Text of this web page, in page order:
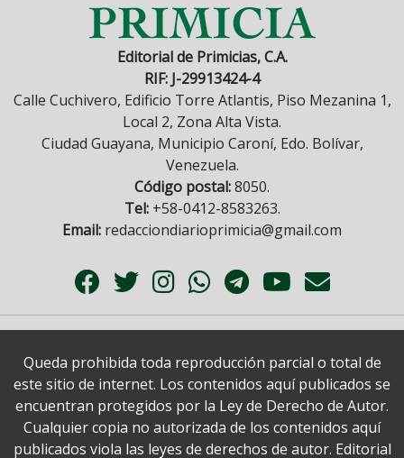
Editorial de Primicias, C.A.
RIF: J-29913424-4
Calle Cuchivero, Edificio Torre Atlantis, Piso Mezanina 1,
Local 2, Zona Alta Vista.
Ciudad Guayana, Municipio Caroní, Edo. Bolívar,
Venezuela.
Código postal:8050.
Tel:+58-0412-8583263.
Email: redacciondiarioprimicia@gmail.com
Queda prohibida toda reproducción parcial o total de
este sitio de internet. Los contenidos aquí publicados se
encuentran protegidos por la Ley de Derecho de Autor.
Cualquier copia no autorizada de los contenidos aquí
publicados viola las leyes de derechos de autor. Editorial